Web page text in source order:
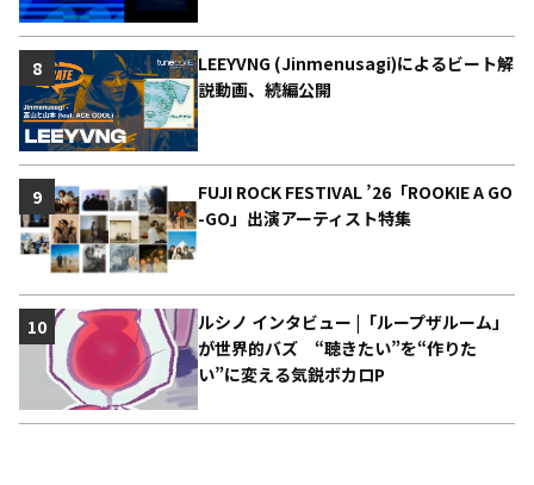
LEEYVNG (Jinmenusagi)によるビート解
説動画、続編公開
8
FUJI ROCK FESTIVAL ’26「ROOKIE A GO
-GO」出演アーティスト特集
9
ルシノ インタビュー |「ループザルーム」
が世界的バズ “聴きたい”を“作りた
い”に変える気鋭ボカロP
10